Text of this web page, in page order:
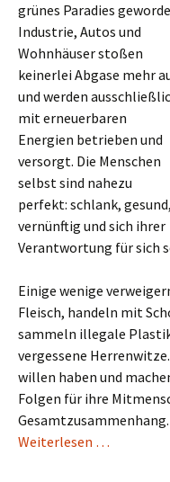
grünes Paradies
Industrie, Autos und
Wohnhäuser stoßen
keinerlei Abgase mehr
und werden
mit erneuerbaren
Energien betrieben und
versorgt. Die Menschen
selbst sind nahezu
perfekt: schlank, gesund,
vernünftig und sich ihrer
Verantwortung für sich
Einige wenige
Fleisch, handeln mit
sammeln illegale
vergessene
willen haben und
Folgen für ihre
Gesamtzusammenhang.
Weiterlesen …